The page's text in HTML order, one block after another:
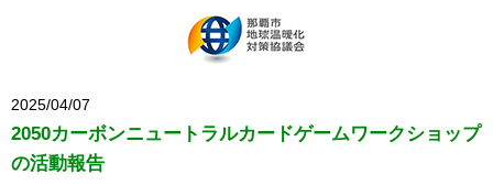
2025/04/07
2050カーボンニュートラルカードゲームワークショップ
の活動報告